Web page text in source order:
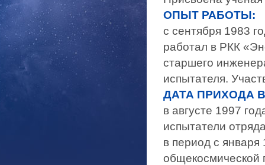
ОПЫТ РАБОТЫ:
с сентября 1983
работал в РКК
старшего
испытателя.
ДАТА ПРИХОДА
в августе 1997
испытатели
в период с января
общекосмической